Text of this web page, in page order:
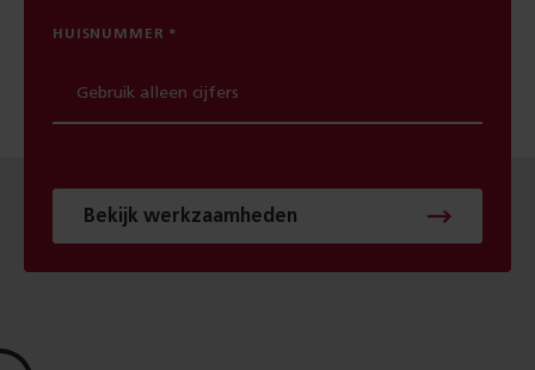
HUISNUMMER
Bekijk werkzaamheden